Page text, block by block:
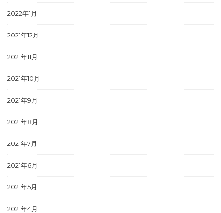
2022年1月
2021年12月
2021年11月
2021年10月
2021年9月
2021年8月
2021年7月
2021年6月
2021年5月
2021年4月